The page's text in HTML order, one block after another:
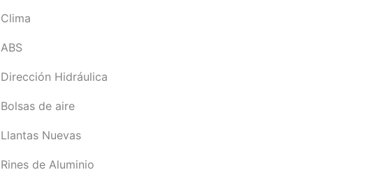
Clima
ABS
Dirección Hidráulica
Bolsas de aire
Llantas Nuevas
Rines de Aluminio